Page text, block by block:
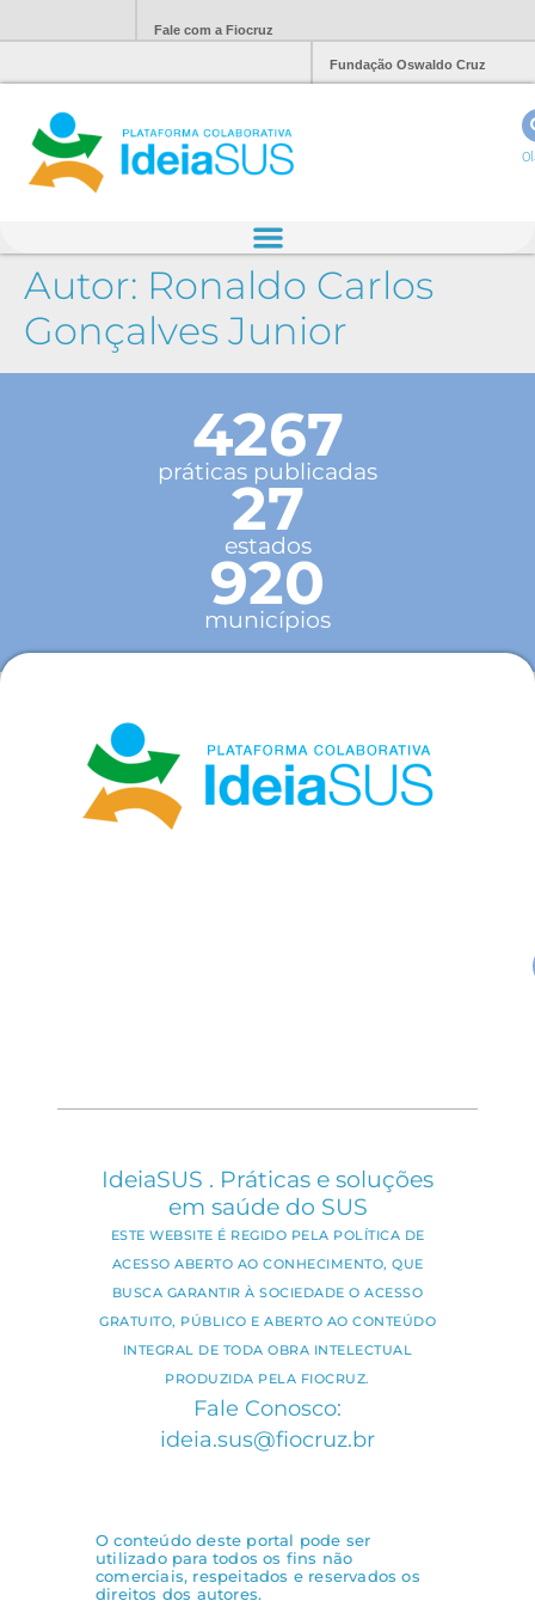
Fale com a Fiocruz
Fundação Oswaldo Cruz
Autor: Ronaldo Carlos
Gonçalves Junior
4267
práticas publicadas
27
estados
920
municípios
IdeiaSUS . Práticas e soluções
em saúde do SUS
ESTE WEBSITE É REGIDO PELA POLÍTICA DE
ACESSO ABERTO AO CONHECIMENTO, QUE
BUSCA GARANTIR À SOCIEDADE O ACESSO
GRATUITO, PÚBLICO E ABERTO AO CONTEÚDO
INTEGRAL DE TODA OBRA INTELECTUAL
PRODUZIDA PELA FIOCRUZ.
Fale Conosco:
ideia.sus@fiocruz.br
O conteúdo deste portal pode ser
utilizado para todos os fins não
comerciais, respeitados e reservados os
direitos dos autores.